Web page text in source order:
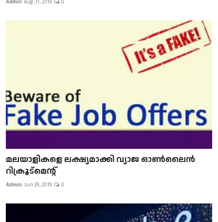
Admin Aug 31, 2019 0
മലയാളികളെ ലക്ഷ്യമാക്കി വ്യാജ ഓൺലൈൻ
റിക്രൂട്മെന്റ്
Admin Jun 29, 2019 0